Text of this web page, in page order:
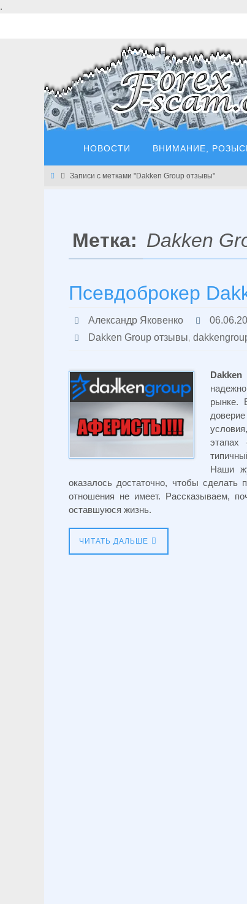
.
НОВОСТИ ВНИМАНИЕ,
Главная
Записи с метками "Dakken Group отзывы"
Метка: Dakken
Псевдоброкер
Александр Яковенко
Dakken Group отзывы,
рынке.
этапах
Наши
оказалось достаточно, чтобы
отношения не имеет. Рассказываем,
оставшуюся жизнь.
ЧИТАТЬ ДАЛЬШЕ